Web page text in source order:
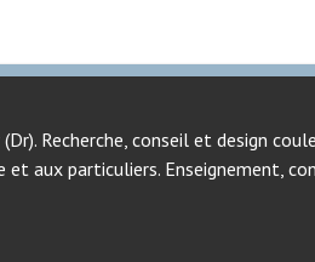
Recherche, conseil et design
et aux particuliers. Enseignement,